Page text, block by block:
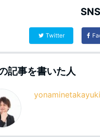
Twitter
記事を書いた人
yonaminetakayuki